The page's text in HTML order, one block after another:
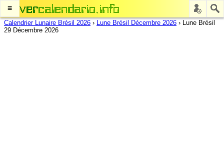
≡
Calendrier Lunaire Brésil 2026 › Lune Brésil Décembre 2026 › Lune Brésil
29 Décembre 2026